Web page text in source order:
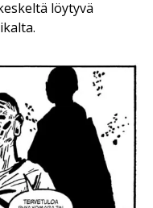
löytyvä